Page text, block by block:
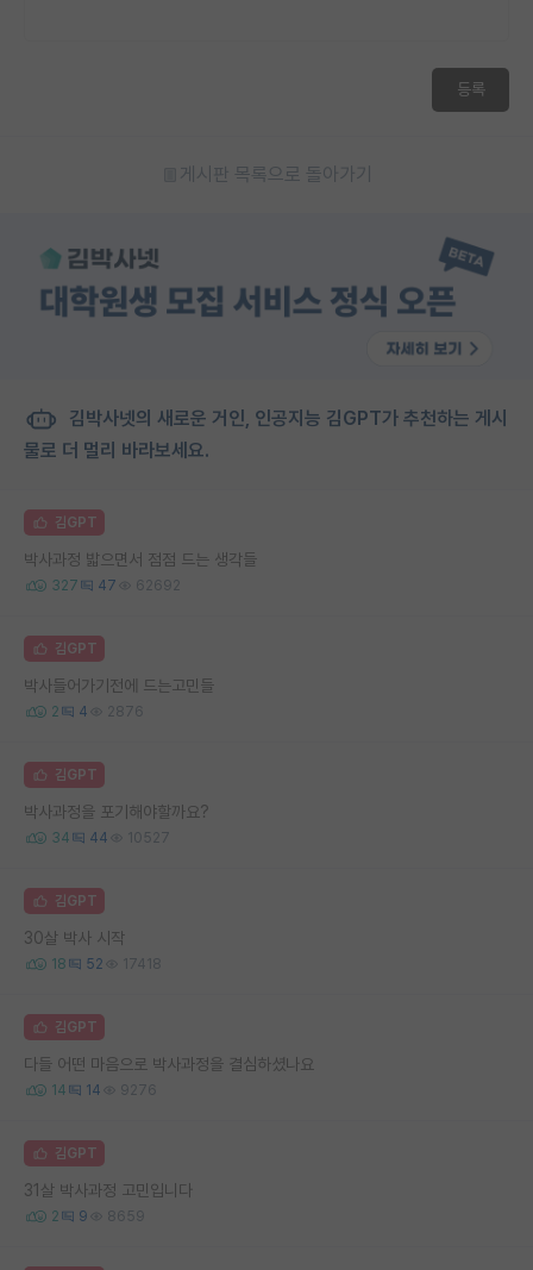
등록
게시판 목록으로 돌아가기
김박사넷의 새로운 거인, 인공지능 김GPT가 추천하는 게시
물로 더 멀리 바라보세요.
김GPT
박사과정 밟으면서 점점 드는 생각들
327 47 62692
김GPT
박사들어가기전에 드는고민들
2 4 2876
김GPT
박사과정을 포기해야할까요?
34 44 10527
김GPT
30살 박사 시작
18 52 17418
김GPT
다들 어떤 마음으로 박사과정을 결심하셨나요
14 14 9276
김GPT
31살 박사과정 고민입니다
2 9 8659